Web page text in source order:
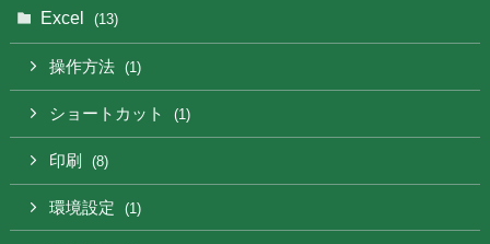
Excel (13)
操作方法 (1)
ショートカット (1)
印刷 (8)
環境設定 (1)